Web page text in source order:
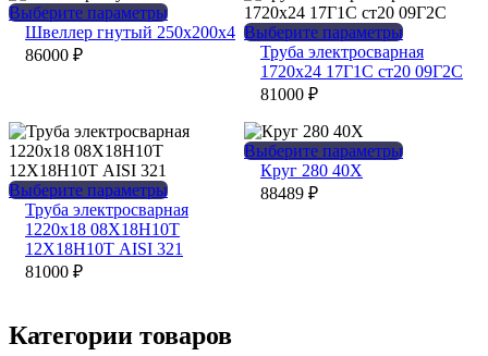
Выберите параметрыЭтот
товар
можно
странице
товара.
Швеллер гнутый 250х200х4
86000 ₽
Выберите параметрыЭтот
товар
имеет
можно
Труба электросварная
1720х24 17Г1С ст20 09Г2С
81000 ₽
Выберите параметрыЭтот
товар
имеет
несколько
на
Труба электросварная
1220х18 08Х18Н10Т
12Х18Н10Т AISI 321
81000 ₽
Выберите параметрыЭтот
Круг 280 40Х
88489 ₽
Категории товаров